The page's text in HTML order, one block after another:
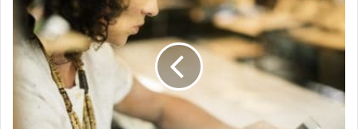
Pmi
italiane
non
conoscono